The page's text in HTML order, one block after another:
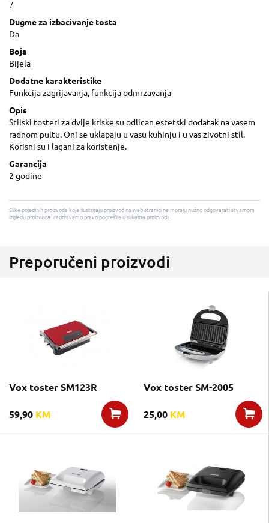
7
Dugme za izbacivanje tosta
Da
Boja
Bijela
Dodatne karakteristike
Funkcija zagrijavanja, funkcija odmrzavanja
Opis
Stilski tosteri za dvije kriske su odlican estetski dodatak na vasem
radnom pultu. Oni se uklapaju u vasu kuhinju i u vas zivotni stil.
Korisni su i lagani za koristenje.
Garancija
2 godine
Slike pojedinih proizvoda koje ilustriraju proizvod na web stranici ne moraju nužno odgovarati stvarnom
izgledu proizvoda. Zadržavamo pravo pogreške u slikama proizvoda.
Preporučeni proizvodi
Vox toster SM123R
59,90 KM
Vox toster SM-2005
25,00 KM